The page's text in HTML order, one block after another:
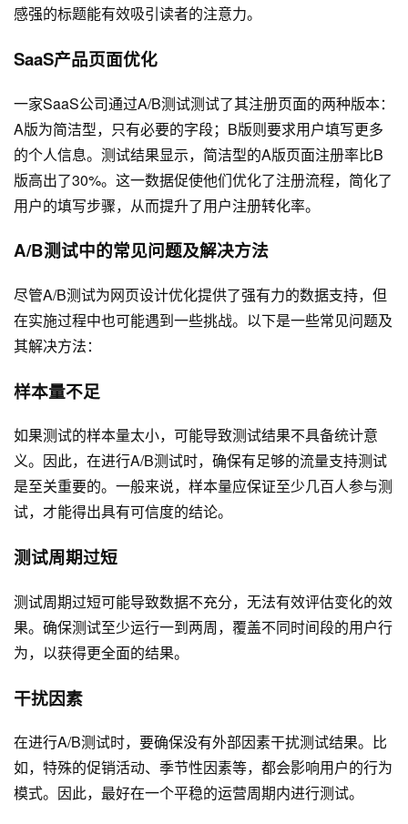
感强的标题能有效吸引读者的注意力。
SaaS产品页面优化
一家SaaS公司通过A/B测试测试了其注册页面的两种版本：
A版为简洁型，只有必要的字段；B版则要求用户填写更多
的个人信息。测试结果显示，简洁型的A版页面注册率比B
版高出了30%。这一数据促使他们优化了注册流程，简化了
用户的填写步骤，从而提升了用户注册转化率。
A/B测试中的常见问题及解决方法
尽管A/B测试为网页设计优化提供了强有力的数据支持，但
在实施过程中也可能遇到一些挑战。以下是一些常见问题及
其解决方法：
样本量不足
如果测试的样本量太小，可能导致测试结果不具备统计意
义。因此，在进行A/B测试时，确保有足够的流量支持测试
是至关重要的。一般来说，样本量应保证至少几百人参与测
试，才能得出具有可信度的结论。
测试周期过短
测试周期过短可能导致数据不充分，无法有效评估变化的效
果。确保测试至少运行一到两周，覆盖不同时间段的用户行
为，以获得更全面的结果。
干扰因素
在进行A/B测试时，要确保没有外部因素干扰测试结果。比
如，特殊的促销活动、季节性因素等，都会影响用户的行为
模式。因此，最好在一个平稳的运营周期内进行测试。